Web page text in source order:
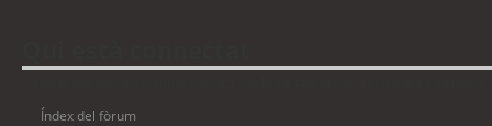
Índex del fòrum